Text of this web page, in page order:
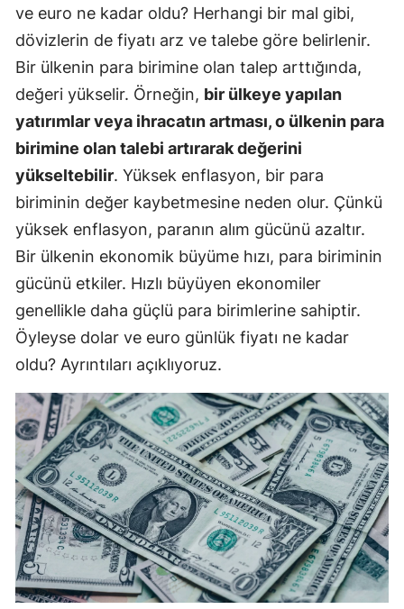
ve euro ne kadar oldu? Herhangi bir mal gibi,
dövizlerin de fiyatı arz ve talebe göre belirlenir.
Bir ülkenin para birimine olan talep arttığında,
değeri yükselir. Örneğin, bir ülkeye yapılan
yatırımlar veya ihracatın artması, o ülkenin para
birimine olan talebi artırarak değerini
yükseltebilir. Yüksek enflasyon, bir para
biriminin değer kaybetmesine neden olur. Çünkü
yüksek enflasyon, paranın alım gücünü azaltır.
Bir ülkenin ekonomik büyüme hızı, para biriminin
gücünü etkiler. Hızlı büyüyen ekonomiler
genellikle daha güçlü para birimlerine sahiptir.
Öyleyse dolar ve euro günlük fiyatı ne kadar
oldu? Ayrıntıları açıklıyoruz.